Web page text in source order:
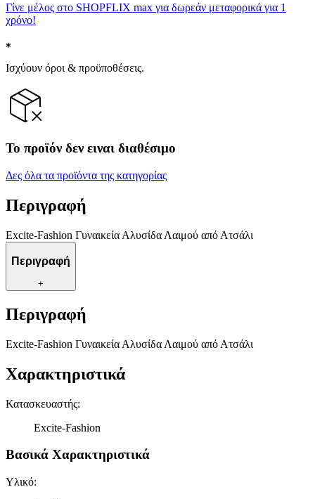
Γίνε μέλος στο SHOPFLIX max για δωρεάν μεταφορικά για 1
χρόνο!
Ισχύουν όροι & προϋποθέσεις.
Το προϊόν δεν ειναι διαθέσιμο
Δες όλα τα προϊόντα της κατηγορίας
Περιγραφή
Excite-Fashion Γυναικεία Αλυσίδα Λαιμού από Ατσάλι
Περιγραφή
+
Περιγραφή
Excite-Fashion Γυναικεία Αλυσίδα Λαιμού από Ατσάλι
Χαρακτηριστικά
Κατασκευαστής:
Excite-Fashion
Βασικά Χαρακτηριστικά
Υλικό: